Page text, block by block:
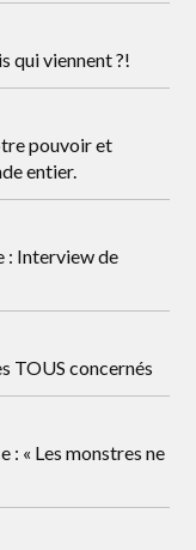
qui viennent ?!
pouvoir et
entier.
: Interview de
TOUS concernés
: « Les monstres ne